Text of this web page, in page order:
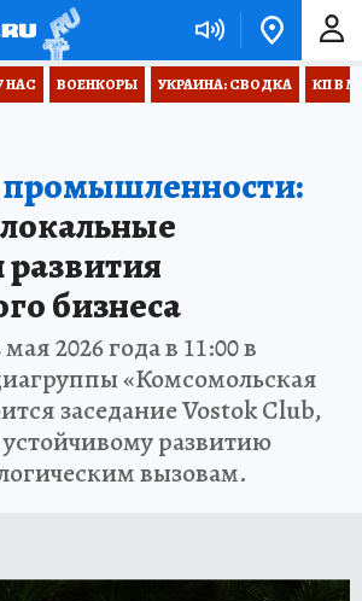
НАС ВОЕНКОРЫ УКРАИНА: СВОДКА КП В
развития
бизнеса
2026 года в 11:00 в
«Комсомольская
заседание Vostok Club,
развитию
вызовам.